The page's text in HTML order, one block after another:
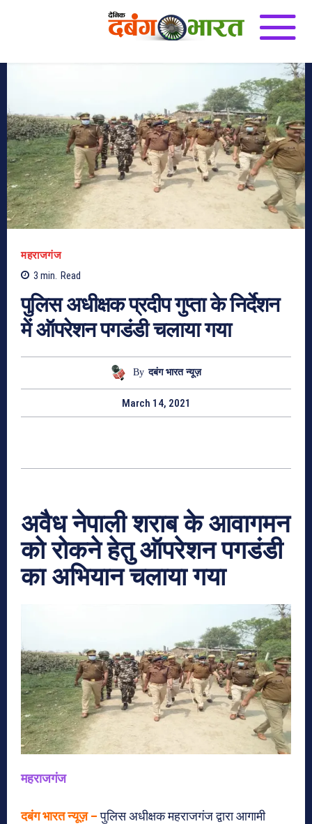
महराजगंज
3 min. Read
पुलिस अधीक्षक प्रदीप गुप्ता के निर्देशन
में ऑपरेशन पगडंडी चलाया गया
By दबंग भारत न्यूज़
March 14, 2021
अवैध नेपाली शराब के आवागमन
को रोकने हेतु ऑपरेशन पगडंडी
का अभियान चलाया गया
महराजगंज
दबंग भारत न्यूज़ –पुलिस अधीक्षक महराजगंज द्वारा आगामी